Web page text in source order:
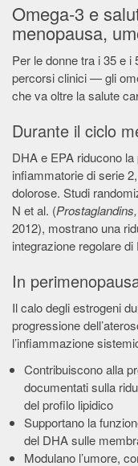
Omega-3 e
menopausa,
Per le donne tra i 35 e
percorsi clinici — gli
che va oltre la salute
Durante il ciclo
DHA e EPA riducono
infiammatorie di serie
dolorose. Studi
N et al. (
2012), mostrano una
integrazione regolare
In
Il calo degli estrogeni
progressione
l’infiammazione
Contribuiscono alla
documentati sulla
del profilo lipidico
Supportano la
del DHA sulle
Modulano l’umore,